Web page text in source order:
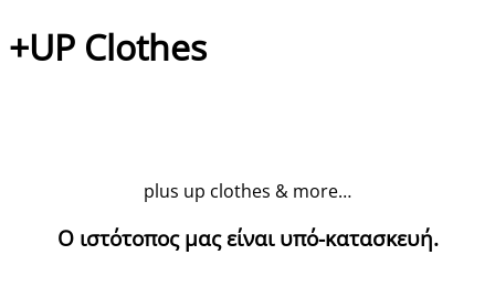
+UP Clothes
plus up clothes & more…
Ο ιστότοπος μας είναι υπό-κατασκευή.